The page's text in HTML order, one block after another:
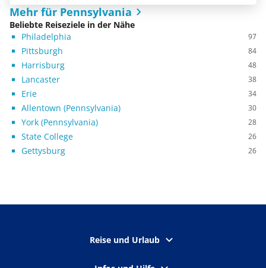
Mehr für Pennsylvania
Beliebte Reiseziele in der Nähe
Philadelphia
97
Pittsburgh 84
Harrisburg 48
Lancaster 38
Erie 34
Allentown (Pennsylvania) 30
York (Pennsylvania) 28
State College 26
Gettysburg 26
Reise und Urlaub